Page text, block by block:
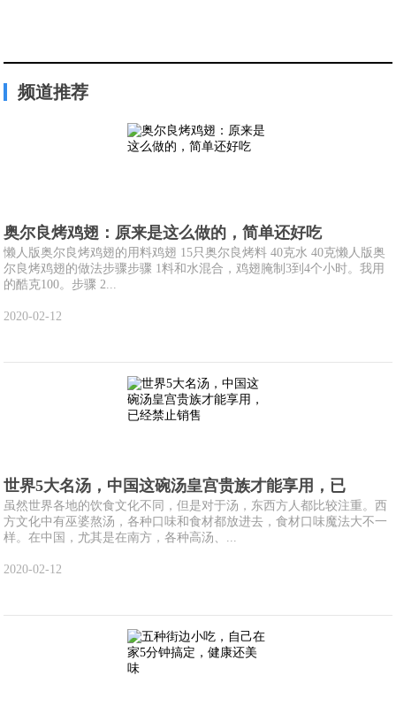
频道推荐
奥尔良烤鸡翅：原来是这么做的，简单还好吃
懒人版奥尔良烤鸡翅的用料鸡翅 15只奥尔良烤料 40克水 40克懒人版奥
尔良烤鸡翅的做法步骤步骤 1料和水混合，鸡翅腌制3到4个小时。我用
的酷克100。步骤 2...
2020-02-12
世界5大名汤，中国这碗汤皇宫贵族才能享用，已
虽然世界各地的饮食文化不同，但是对于汤，东西方人都比较注重。西
方文化中有巫婆熬汤，各种口味和食材都放进去，食材口味魔法大不一
样。在中国，尤其是在南方，各种高汤、...
2020-02-12